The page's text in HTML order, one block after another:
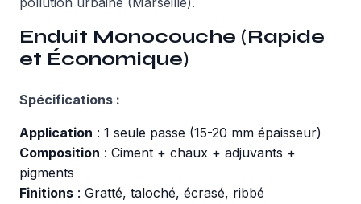
Enduit Monocouche (Rapide
et Économique)
Spécifications :
Application : 1 seule passe (15-20 mm épaisseur)
Composition : Ciment + chaux + adjuvants +
pigments
Finitions : Gratté, taloché, écrasé, ribbé